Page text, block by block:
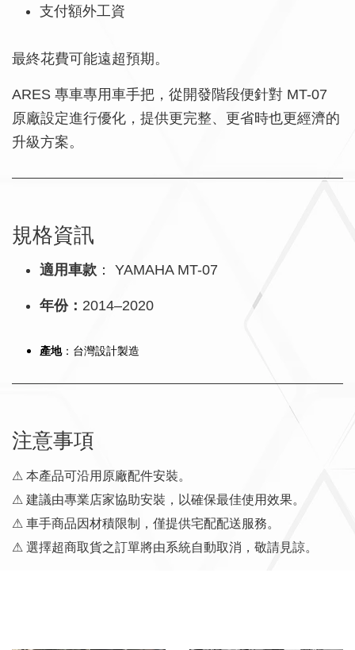
支付額外工資
最終花費可能遠超預期。
ARES 專車專用車手把，從開發階段便針對 MT-07
原廠設定進行優化，提供更完整、更省時也更經濟的
升級方案。
規格資訊
適用車款 ： YAMAHA MT-07
年份： 2014–2020
產地：台灣設計製造
注意事項
⚠ 本產品可沿用原廠配件安裝。
⚠ 建議由專業店家協助安裝，以確保最佳使用效果。
⚠ 車手商品因材積限制，僅提供宅配配送服務。
⚠ 選擇超商取貨之訂單將由系統自動取消，敬請見諒。